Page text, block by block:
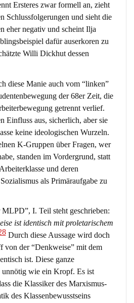
Ersteres zwar formell an, zieht
Schlussfolgerungen und sieht die
eher negativ und scheint Ilja
dafür auserkoren zu
Willi Dickhut dessen
diese Manie auch vom “linken”
der 68er Zeit, die
getrennt verlief.
Einfluss aus, sicherlich, aber sie
keine ideologischen Wurzeln.
K-Gruppen über Fragen, wer
standen im Vordergrund, statt
und deren
als Primäraufgabe zu
I. Teil steht geschrieben:
ist identisch mit proletarischem
Durch diese Aussage wird doch
von der “Denkweise” mit dem
ist. Diese ganze
unnötig wie ein Kropf. Es ist
die Klassiker des Marxismus-
des Klassenbewusstseins